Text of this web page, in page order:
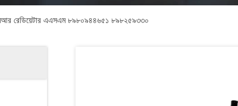
রেডিয়েটার এএসএম ৮৯৮০৯৪৪৬৫১ ৮৯৮২৫৯৩৩০